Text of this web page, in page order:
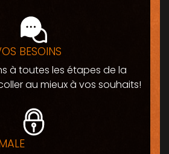
BESOINS
à toutes les étapes de la
au mieux à vos souhaits!